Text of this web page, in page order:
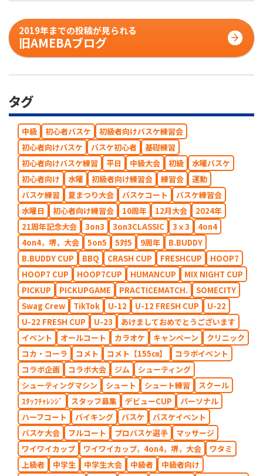
2019年までの投稿が見られる
旧AMEBAブログ
タグ
中級 初心者バスケ
初級者向けバスケ練習会
初心者向けバスケ
バスケ初心者
基礎練習
初心者向けバスケ練習
平日 中級大会 初級
水曜バスケ
初心者向け
水曜 初級者向け練習会 練習会
運動
バスケ練習
夏まつり大会 バスケコート
バスケ練習会
水曜日
初心者向け練習会 10周年 12月大会
2024年
21周年記念大会
3on3 3on3CLASSIC 3ｘ3
4on4
4on4，堺，大会
5on5 5対5 9周年
B.BUDDY
B.BUDDY CUP
BBQ CRASH CUP FRESHCUP
HOOP7
HOOP7 CUP
HOOP7CUP HUMANCUP
MIX NIGHT CUP
PICKUP
PICKUPGAME PRACTICEMATCH.
SOMECITY
Swag Crew
TikTok U-12 U-12 FRESH CUP
U-22
U-22 FRESH CUP
U-23
あけましておめでとうございます
イベント
オールコート カラオケ キャンペーン
クリニック
コカ・コーラ
コメト コメト【155㎝】
コラボイベント
コラボ企画
コラボ大会 ジム
シューティング
シューティングマシン
シュート シュート練習
スクール
ｽﾀｯﾌﾁｬﾚﾝｼﾞ
スタッフ募集 デビューCUP
パーソナル
ハーフコート
バイキング バスケ
バスケイベント
バスケ大会
フルコート プロバスケ選手
マッサージ
ワイワイカップ
ワイワイカップ，4on4，堺，大会
ワタミ
上級者
中学生 中学生大会 中級者
中級者向け